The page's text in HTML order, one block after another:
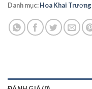
Danh mục:Hoa Khai Trương